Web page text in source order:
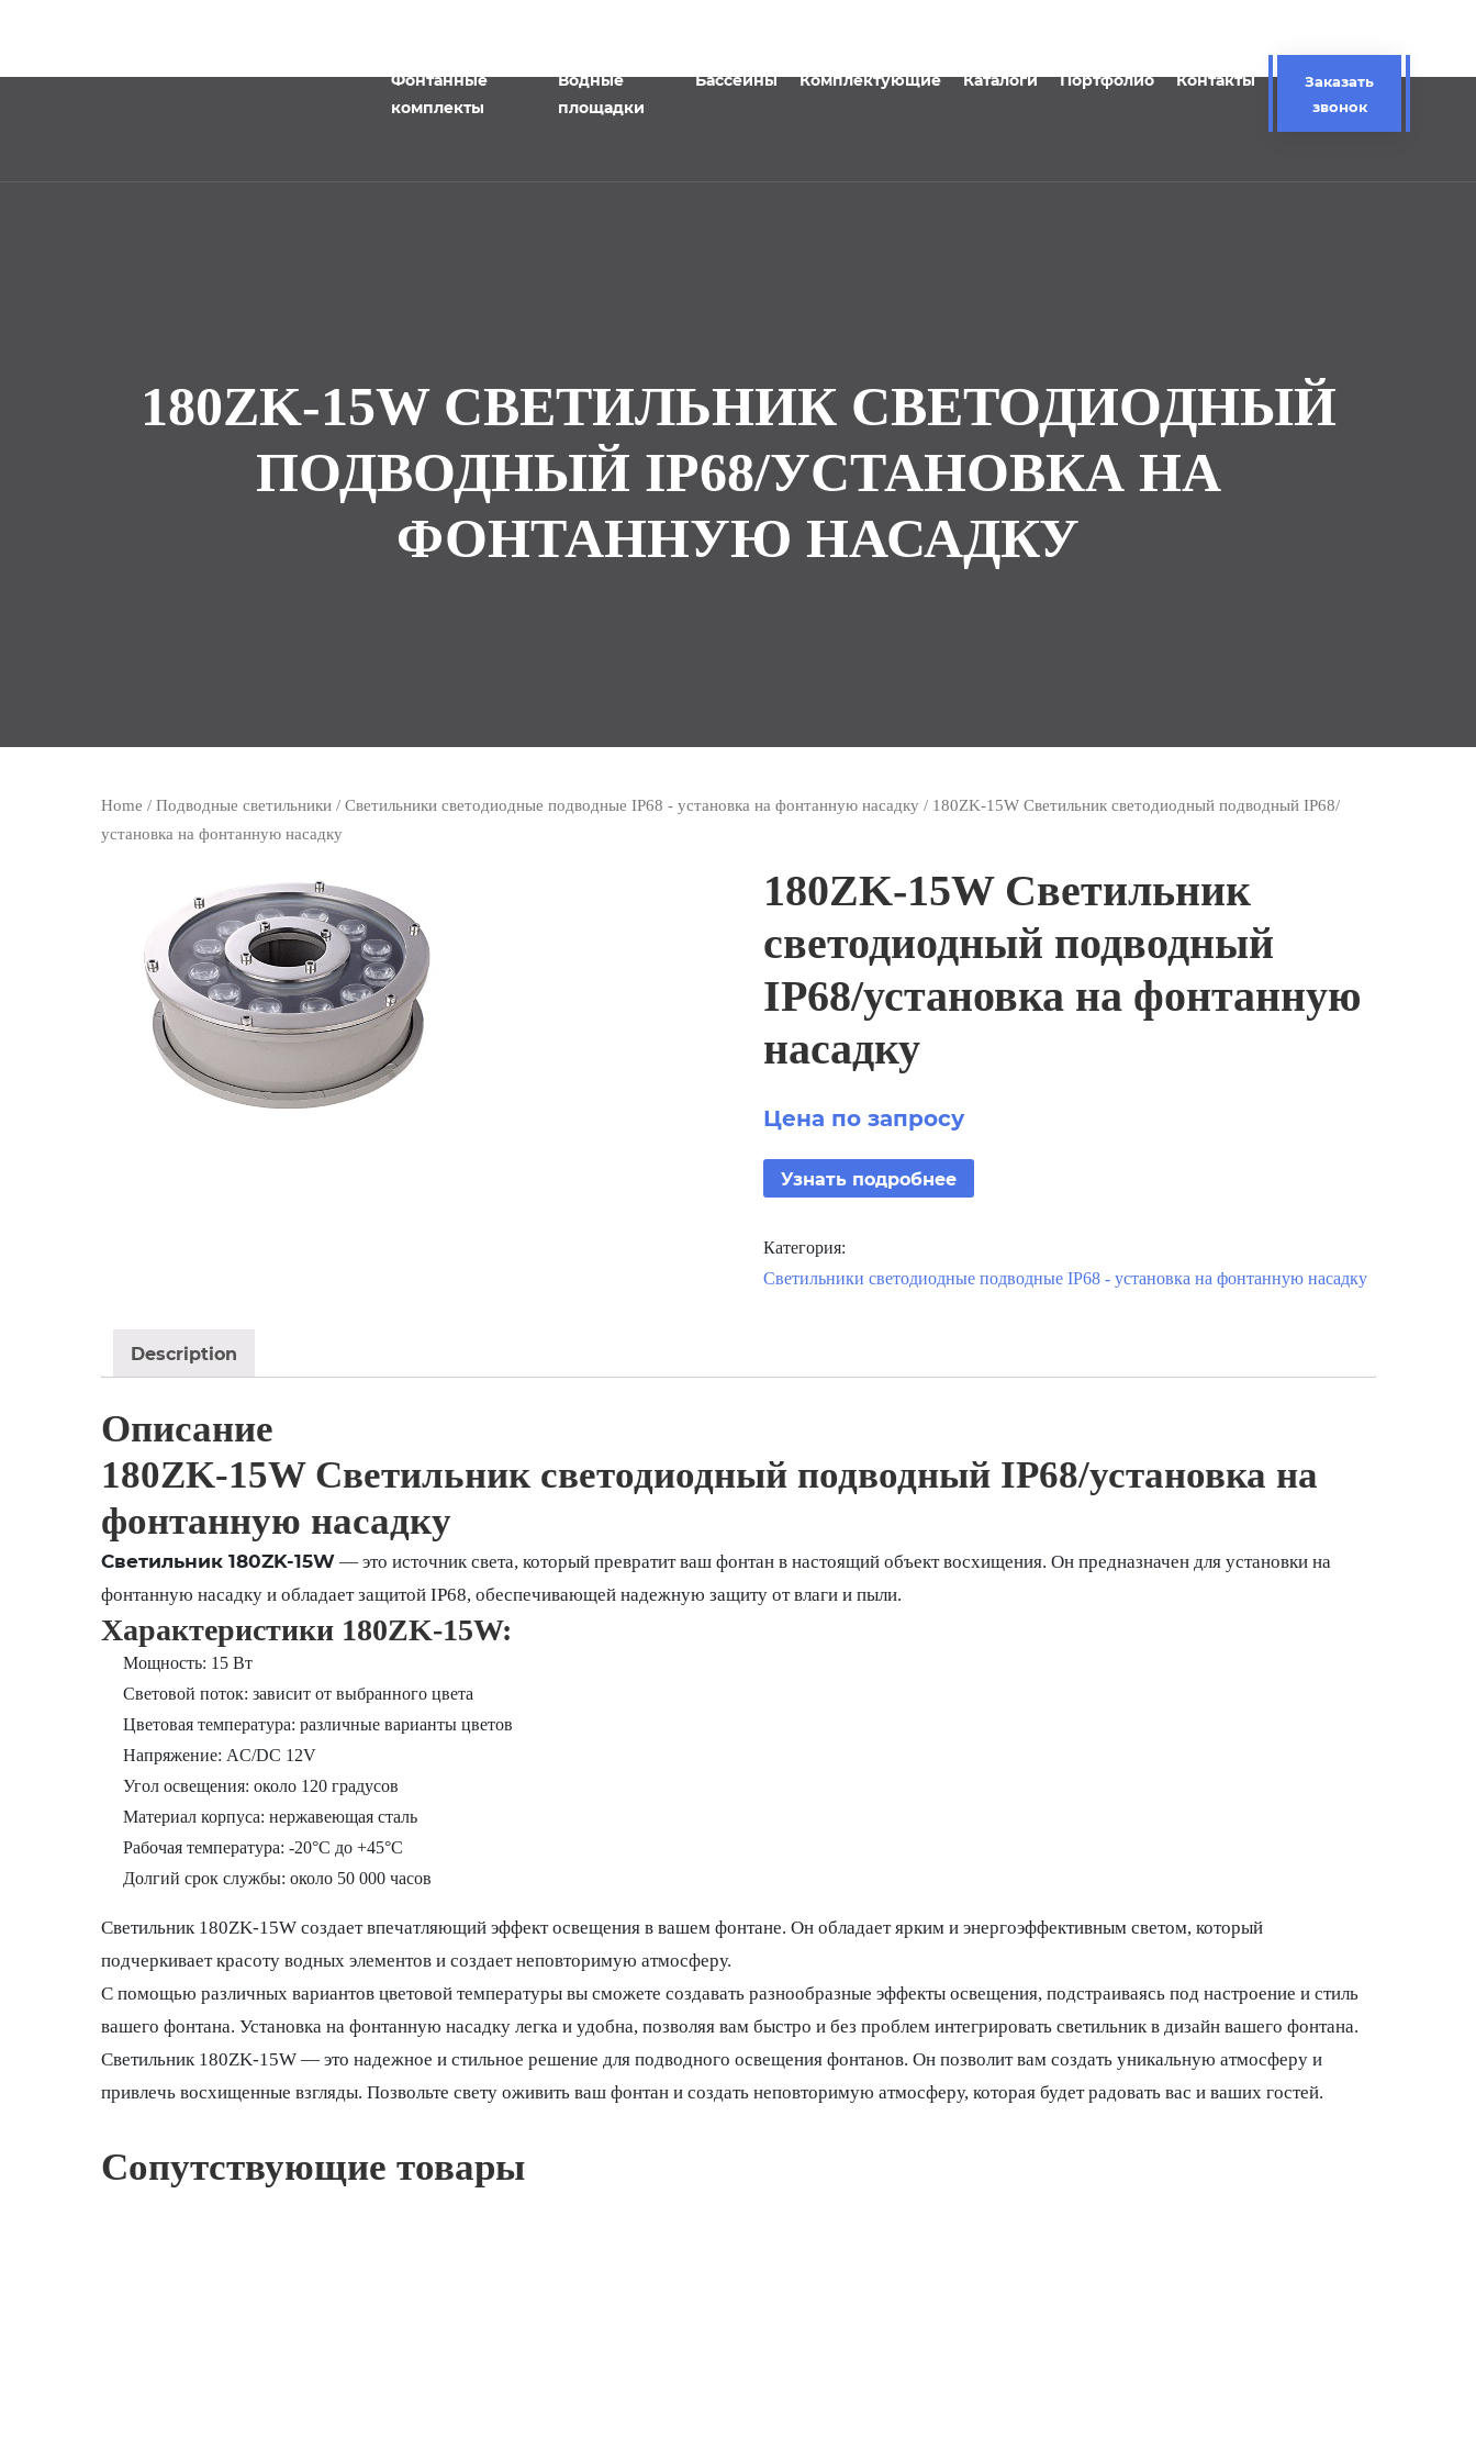
Фонтанные
комплекты
Водные
площадки
Бассейны Комплектующие Каталоги Портфолио Контакты
Заказать
звонок
180ZK-15W СВЕТИЛЬНИК СВЕТОДИОДНЫЙ
ПОДВОДНЫЙ IP68/УСТАНОВКА НА
ФОНТАННУЮ НАСАДКУ
Home / Подводные светильники/ Светильники светодиодные подводные IP68 - установка на фонтанную насадку / 180ZK-15W Светильник светодиодный подводный IP68/
установка на фонтанную насадку
180ZK-15W Светильник
светодиодный подводный
IP68/установка на фонтанную
насадку
Цена по запросу
Узнать подробнее
Категория:
Светильники светодиодные подводные IP68 - установка на фонтанную насадку
Description
Описание
180ZK-15W Светильник светодиодный подводный IP68/установка на
фонтанную насадку
Светильник 180ZK-15W— это источник света, который превратит ваш фонтан в настоящий объект восхищения. Он предназначен для установки на
фонтанную насадку и обладает защитой IP68, обеспечивающей надежную защиту от влаги и пыли.
Характеристики 180ZK-15W:
Мощность: 15 Вт
Световой поток: зависит от выбранного цвета
Цветовая температура: различные варианты цветов
Напряжение: AC/DC 12V
Угол освещения: около 120 градусов
Материал корпуса: нержавеющая сталь
Рабочая температура: -20°C до +45°C
Долгий срок службы: около 50 000 часов
Светильник 180ZK-15W создает впечатляющий эффект освещения в вашем фонтане. Он обладает ярким и энергоэффективным светом, который
подчеркивает красоту водных элементов и создает неповторимую атмосферу.
С помощью различных вариантов цветовой температуры вы сможете создавать разнообразные эффекты освещения, подстраиваясь под настроение и стиль
вашего фонтана. Установка на фонтанную насадку легка и удобна, позволяя вам быстро и без проблем интегрировать светильник в дизайн вашего фонтана.
Светильник 180ZK-15W — это надежное и стильное решение для подводного освещения фонтанов. Он позволит вам создать уникальную атмосферу и
привлечь восхищенные взгляды. Позвольте свету оживить ваш фонтан и создать неповторимую атмосферу, которая будет радовать вас и ваших гостей.
Сопутствующие товары